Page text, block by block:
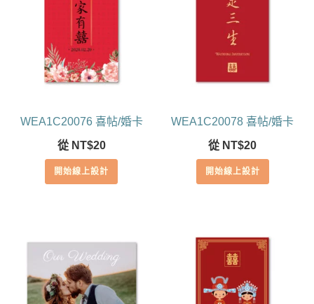
WEA1C20076 喜帖/婚卡
從 NT$20
開始線上設計
WEA1C20078 喜帖/婚卡
從 NT$20
開始線上設計